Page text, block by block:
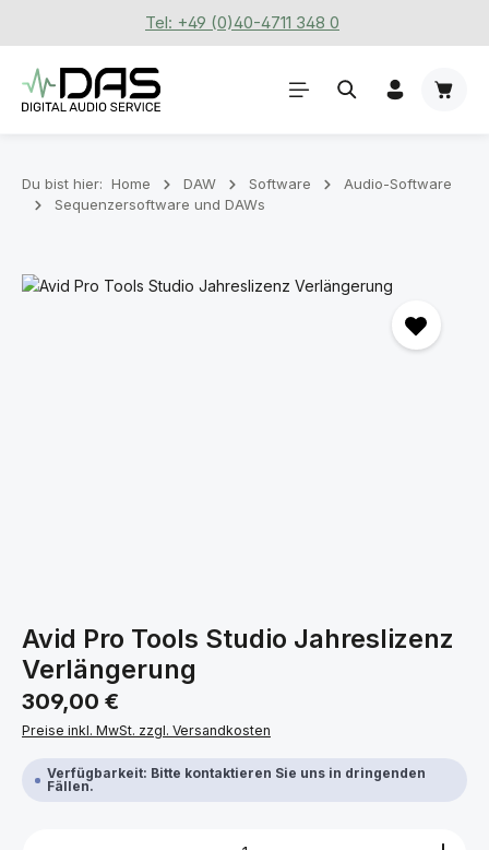
Zum Hauptinhalt springenTel: +49 (0)40-4711 348 0
Du bist hier: Home DAW Software
Audio-Software
Sequenzersoftware und DAWs
Bildergalerie überspringen
Avid Pro Tools Studio Jahreslizenz
Verlängerung
Regulärer Preis:
309,00 €
Preise inkl. MwSt. zzgl. Versandkosten
Verfügbarkeit: Bitte kontaktieren Sie uns in dringenden
Fällen.
Produkt Anzahl: Gib den gewünschten Wert ein